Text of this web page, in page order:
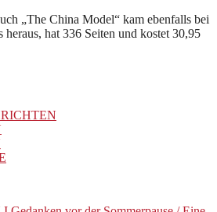
„The China Model“ kam ebenfalls bei
hat 336 Seiten und kostet 30,95